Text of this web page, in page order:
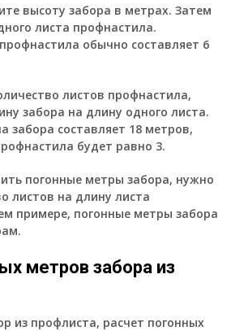
высоту забора в метрах. Затем
листа профнастила.
обычно составляет 6
листов профнастила,
забора на длину одного листа.
забора составляет 18 метров,
будет равно 3.
погонные метры забора, нужно
листов на длину листа
примере, погонные метры забора
метров забора из
из профлиста, расчет погонных